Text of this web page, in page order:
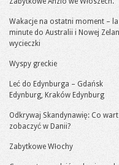
Wakacje na ostatni moment –
minute do Australii i Nowej
wycieczki
Wyspy greckie
Leć do Edynburga – Gdańsk
Edynburg, Kraków Edynburg
Odkrywaj Skandynawię: Co
zobaczyć w Danii?
Zabytkowe Włochy